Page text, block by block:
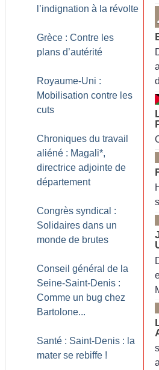
l’indignation à la révolte
Grèce : Contre les
plans d’autérité
Royaume-Uni :
Mobilisation contre les
cuts
Chroniques du travail
aliéné : Magali*,
directrice adjointe de
département
Congrès syndical :
Solidaires dans un
monde de brutes
Conseil général de la
Seine-Saint-Denis :
Comme un bug chez
Bartolone...
Santé : Saint-Denis : la
mater se rebiffe !